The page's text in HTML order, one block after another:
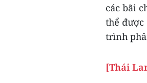
các bãi
thể được
trình
[Thái